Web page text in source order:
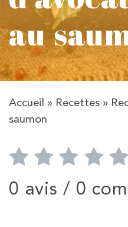
au
Accueil » Recettes »
saumon
0 avis / 0